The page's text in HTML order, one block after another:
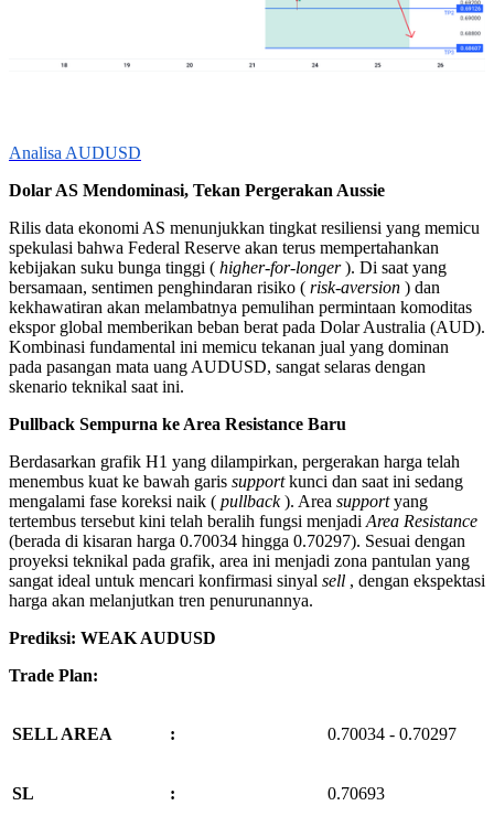
Analisa AUDUSD
Dolar AS Mendominasi, Tekan Pergerakan Aussie
Rilis data ekonomi AS menunjukkan tingkat resiliensi yang memicu
spekulasi bahwa Federal Reserve akan terus mempertahankan
kebijakan suku bunga tinggi ( higher-for-longer ). Di saat yang
bersamaan, sentimen penghindaran risiko ( risk-aversion ) dan
kekhawatiran akan melambatnya pemulihan permintaan komoditas
ekspor global memberikan beban berat pada Dolar Australia (AUD).
Kombinasi fundamental ini memicu tekanan jual yang dominan
pada pasangan mata uang AUDUSD, sangat selaras dengan
skenario teknikal saat ini.
Pullback Sempurna ke Area Resistance Baru
Berdasarkan grafik H1 yang dilampirkan, pergerakan harga telah
menembus kuat ke bawah garis support kunci dan saat ini sedang
mengalami fase koreksi naik ( pullback ). Area support yang
tertembus tersebut kini telah beralih fungsi menjadi Area Resistance
(berada di kisaran harga 0.70034 hingga 0.70297). Sesuai dengan
proyeksi teknikal pada grafik, area ini menjadi zona pantulan yang
sangat ideal untuk mencari konfirmasi sinyal sell , dengan ekspektasi
harga akan melanjutkan tren penurunannya.
Prediksi: WEAK AUDUSD
Trade Plan:
SELL AREA : 0.70034 - 0.70297
SL : 0.70693